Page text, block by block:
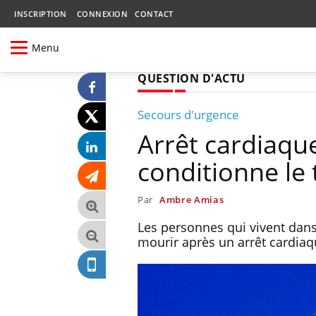
INSCRIPTION CONNEXION CONTACT
Menu
QUESTION D'ACTU
Secours d'urgence
Arrêt
conditionne le
Par Ambre Amias
Les personnes qui vivent
mourir après un arrêt